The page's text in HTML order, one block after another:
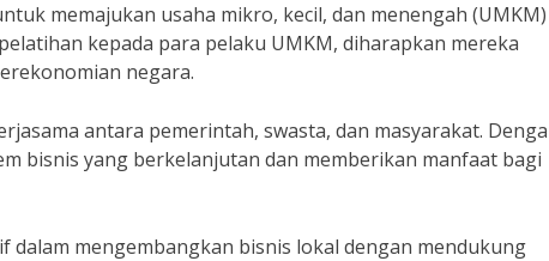
memajukan usaha mikro, kecil, dan menengah (UMKM)
kepada para pelaku UMKM, diharapkan mereka
negara.
antara pemerintah, swasta, dan masyarakat.
bisnis yang berkelanjutan dan memberikan manfaat bagi
mengembangkan bisnis lokal dengan mendukung